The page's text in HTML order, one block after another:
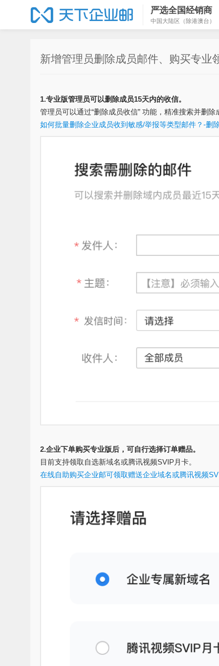
严选全国经销商
中国大陆区（除港澳台）
新增管理员删除成员邮件、购买专业
1.专业版管理员可以删除成员15天内的收信。
管理员可以通过“删除成员收信” 功能，精准搜索并删
如何批量删除企业成员收到敏感/举报等类型邮件？-删
2.企业下单购买专业版后，可自行选择订单赠品。
目前支持领取自选新域名或腾讯视频SVIP月卡。
在线自助购买企业邮可领取赠送企业域名或腾讯视频